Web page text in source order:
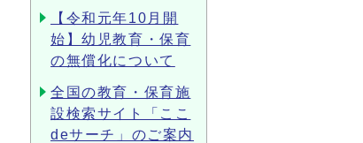
【令和元年10月開
始】幼児教育・保育
の無償化について
全国の教育・保育施
設検索サイト「ここ
deサーチ」のご案内